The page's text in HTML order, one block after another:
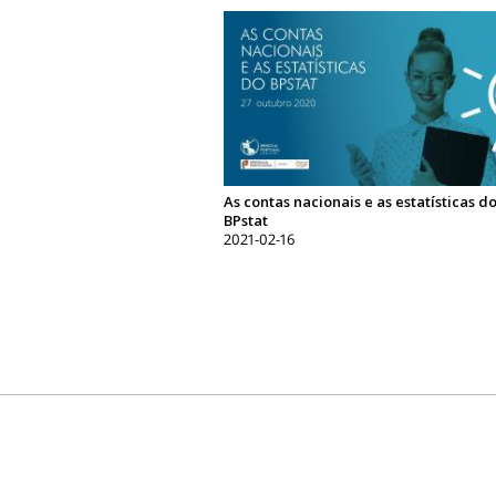
As contas nacionais e as estatísticas do
BPstat
2021-02-16